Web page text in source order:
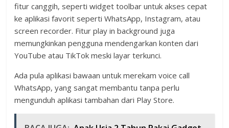
fitur canggih, seperti widget toolbar untuk akses cepat
ke aplikasi favorit seperti WhatsApp, Instagram, atau
screen recorder. Fitur play in background juga
memungkinkan pengguna mendengarkan konten dari
YouTube atau TikTok meski layar terkunci.
Ada pula aplikasi bawaan untuk merekam voice call
WhatsApp, yang sangat membantu tanpa perlu
mengunduh aplikasi tambahan dari Play Store.